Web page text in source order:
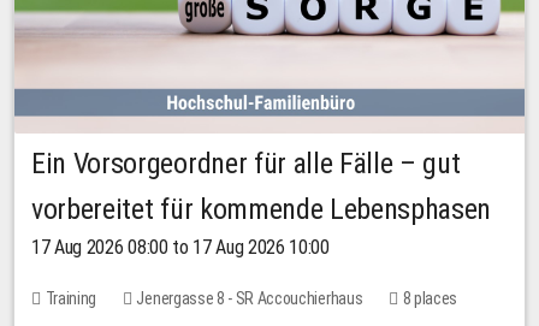
Ein Vorsorgeordner für alle Fälle – gut
vorbereitet für kommende Lebensphasen
17 Aug 2026 08:00 to 17 Aug 2026 10:00
Training Jenergasse 8 - SR Accouchierhaus 8 places